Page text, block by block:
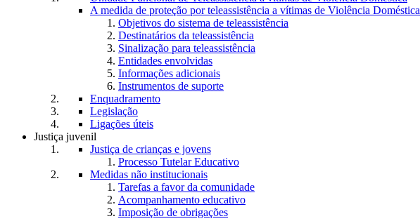
A medida de proteção por teleassistência a vítimas de Violência Doméstica
Objetivos do sistema de teleassistência
Destinatários da teleassistência
Sinalização para teleassistência
Entidades envolvidas
Informações adicionais
Instrumentos de suporte
Enquadramento
Legislação
Ligações úteis
Justiça juvenil
Justiça de crianças e jovens
Processo Tutelar Educativo
Medidas não institucionais
Tarefas a favor da comunidade
Acompanhamento educativo
Imposição de obrigações